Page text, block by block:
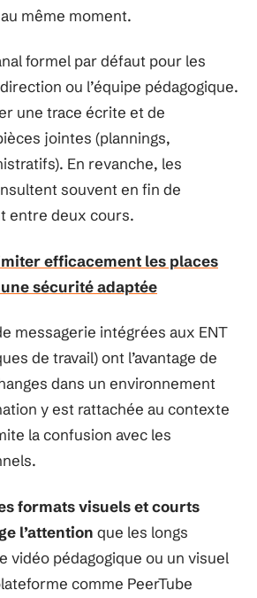
même moment.
formel par défaut pour les
ou l’équipe pédagogique.
une trace écrite et de
jointes (plannings,
En revanche, les
souvent en fin de
entre deux cours.
efficacement les places
sécurité adaptée
messagerie intégrées aux ENT
de travail) ont l’avantage de
dans un environnement
y est rattachée au contexte
la confusion avec les
formats visuels et courts
l’attention que les longs
vidéo pédagogique ou un visuel
comme PeerTube